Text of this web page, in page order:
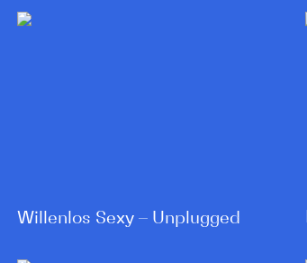
Willenlos Sexy – Unplugged